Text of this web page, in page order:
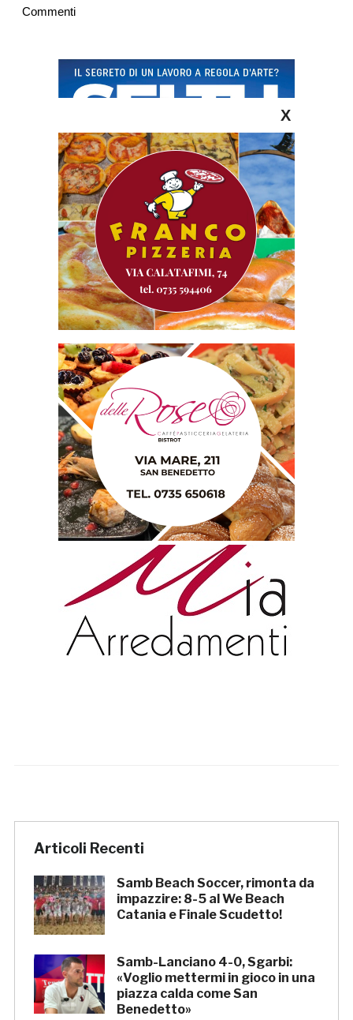
Commenti
Articoli Recenti
Samb Beach Soccer, rimonta da
impazzire: 8-5 al We Beach
Catania e Finale Scudetto!
Samb-Lanciano 4-0, Sgarbi:
«Voglio mettermi in gioco in una
piazza calda come San
Benedetto»
X